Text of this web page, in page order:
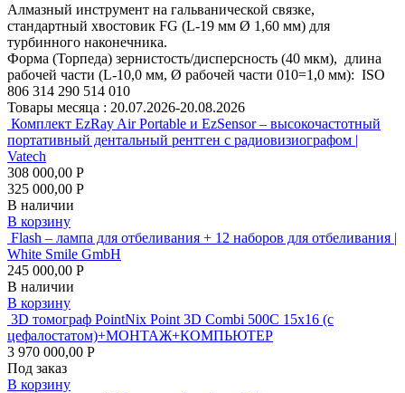
Алмазный инструмент на гальванической связке,
стандартный хвостовик FG (L-19 мм Ø 1,60 мм) для
турбинного наконечника.
Форма (Торпеда) зернистость/дисперсность (40 мкм), длина
рабочей части (L-10,0 мм, Ø рабочей части 010=1,0 мм): ISO
806 314 290 514 010
Товары месяца : 20.07.2026-20.08.2026
Комплект EzRay Air Portable и EzSensor – высокочастотный
портативный дентальный рентген с радиовизиографом |
Vatech
308 000,00 Р
325 000,00 Р
В наличии
В корзину
Flash – лампа для отбеливания + 12 наборов для отбеливания |
White Smile GmbH
245 000,00 Р
В наличии
В корзину
3D томограф PointNix Point 3D Combi 500C 15х16 (с
цефалостатом)+МОНТАЖ+КОМПЬЮТЕР
3 970 000,00 Р
Под заказ
В корзину